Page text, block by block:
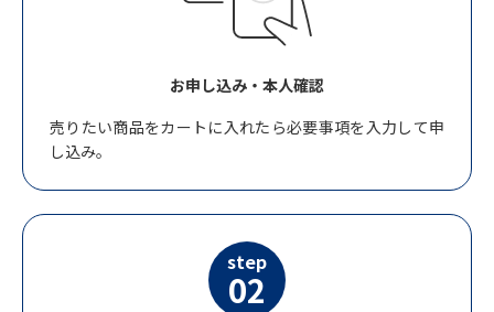
お申し込み・本人確認
売りたい商品をカートに入れたら必要事項を入力して申
し込み。
step
02